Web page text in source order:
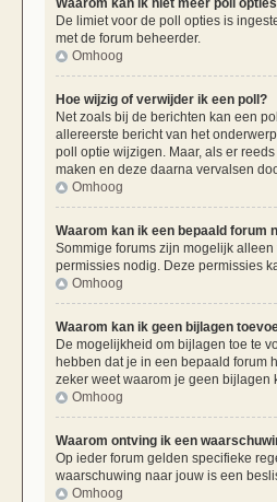
De limiet voor de poll opties is
met de forum beheerder.
Omhoog
Hoe wijzig of verwijder ik een poll?
Net zoals bij de berichten kan een
allereerste bericht van het
poll optie wijzigen. Maar, als er
maken en deze daarna vervalsen
Omhoog
Waarom kan ik een bepaald forum
Sommige forums zijn mogelijk
permissies nodig. Deze permissies
Omhoog
Waarom kan ik geen bijlagen
De mogelijkheid om bijlagen toe te
hebben dat je in een bepaald forum
zeker weet waarom je geen bijlagen
Omhoog
Waarom ontving ik een
Op ieder forum gelden specifieke
waarschuwing naar jouw is een
Omhoog